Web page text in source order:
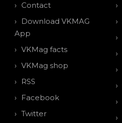
Contact
Download VKMAG
App
VKMag facts
VKMag shop
RSS
Facebook
Twitter